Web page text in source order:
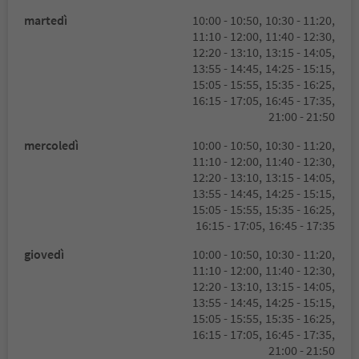
martedì
10:00 - 10:50, 10:30 - 11:20,
11:10 - 12:00, 11:40 - 12:30,
12:20 - 13:10, 13:15 - 14:05,
13:55 - 14:45, 14:25 - 15:15,
15:05 - 15:55, 15:35 - 16:25,
16:15 - 17:05, 16:45 - 17:35,
21:00 - 21:50
mercoledì
10:00 - 10:50, 10:30 - 11:20,
11:10 - 12:00, 11:40 - 12:30,
12:20 - 13:10, 13:15 - 14:05,
13:55 - 14:45, 14:25 - 15:15,
15:05 - 15:55, 15:35 - 16:25,
16:15 - 17:05, 16:45 - 17:35
giovedì
10:00 - 10:50, 10:30 - 11:20,
11:10 - 12:00, 11:40 - 12:30,
12:20 - 13:10, 13:15 - 14:05,
13:55 - 14:45, 14:25 - 15:15,
15:05 - 15:55, 15:35 - 16:25,
16:15 - 17:05, 16:45 - 17:35,
21:00 - 21:50